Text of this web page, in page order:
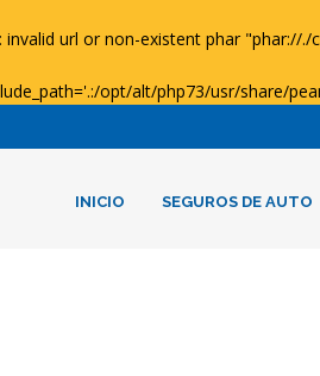
url or non-existent phar "phar://./
opt/alt/php73/usr/share/
INICIO SEGUROS DE AUTO